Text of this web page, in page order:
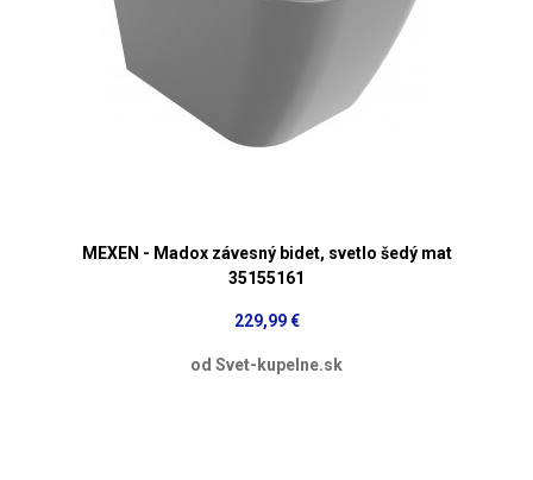
MEXEN - Madox závesný bidet, svetlo šedý mat
35155161
229,99 €
od Svet-kupelne.sk